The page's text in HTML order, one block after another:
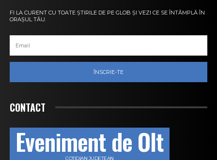
FI LA CURENT CU TOATE ȘTIRILE DE PE GLOB ȘI VEZI CE SE ÎNTÂMPLĂ ÎN
ORAȘUL TĂU.
ÎNSCRIE-TE
CONTACT
Eveniment de Olt
COTIDIAN JUDEȚEAN